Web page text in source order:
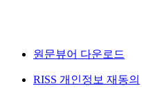
원문뷰어 다운로드
RISS 개인정보 재동의